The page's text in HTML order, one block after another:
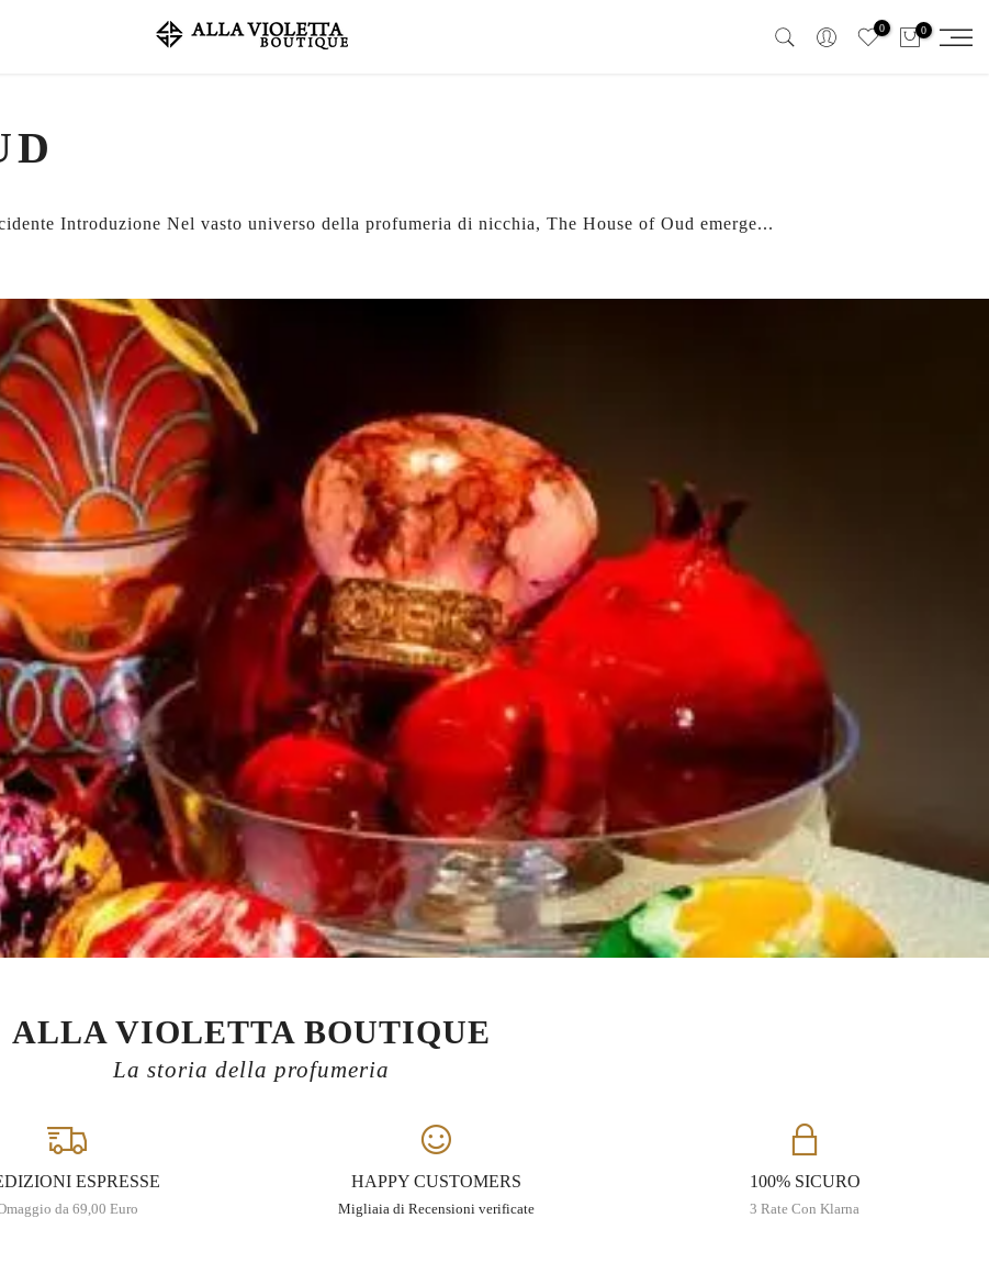
0 0
Introduzione Nel vasto universo della profumeria di nicchia, The House of Oud emerge...
ALLA VIOLETTA BOUTIQUE
La storia della profumeria
ESPRESSE
da 69,00 Euro
HAPPY CUSTOMERS
Migliaia di Recensioni verificate
100% SICURO
3 Rate Con Klarna